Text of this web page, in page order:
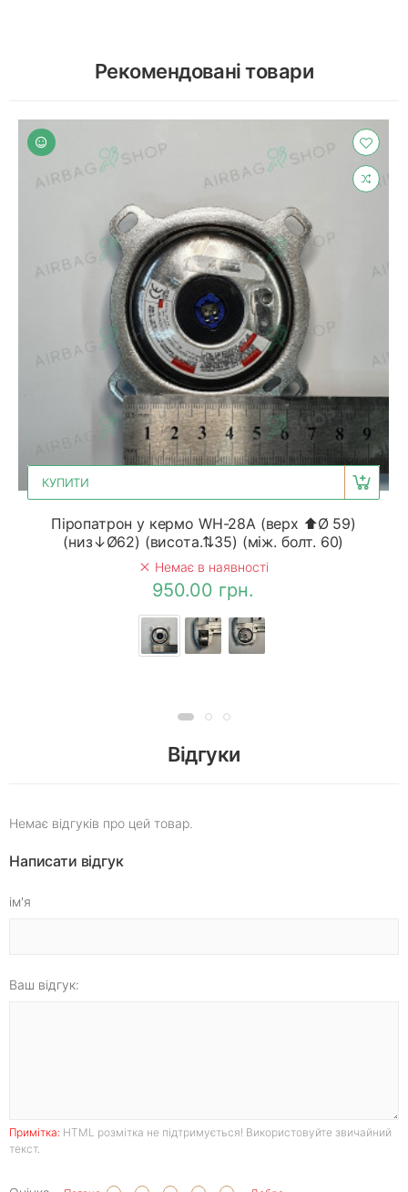
Рекомендовані товари
КУПИТИ
Піропатрон у кермо WH-28A (верх ⬆Ø 59)
(низ↓Ø62) (висота.⇅35) (між. болт. 60)
Немає в наявності
950.00 грн.
Відгуки
Немає відгуків про цей товар.
Написати відгук
ім'я
Ваш відгук:
Примітка: HTML розмітка не підтримується! Використовуйте звичайний
текст.